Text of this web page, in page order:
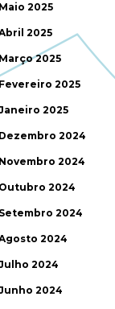
Maio 2025
2025
Março 2025
Fevereiro 2025
2025
Dezembro 2024
Novembro 2024
Outubro 2024
Setembro 2024
2024
2024
2024